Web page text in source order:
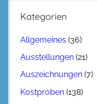
Kategorien
Allgemeines (36)
Ausstellungen (21)
Auszeichnungen (7)
Kostproben (138)